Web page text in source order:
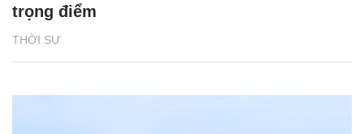
THỜI SỰ
trọng điểm